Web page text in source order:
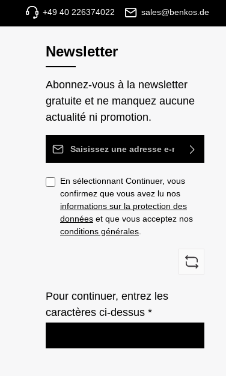
+49 40 226374022 sales@benkos.de
Newsletter
Abonnez-vous à la newsletter
gratuite et ne manquez aucune
actualité ni promotion.
Adresse e-mail*
En sélectionnant Continuer, vous
confirmez que vous avez lu nos
informations sur la protection des
données et que vous acceptez nos
conditions générales
Pour continuer, entrez les
caractères ci-dessus *